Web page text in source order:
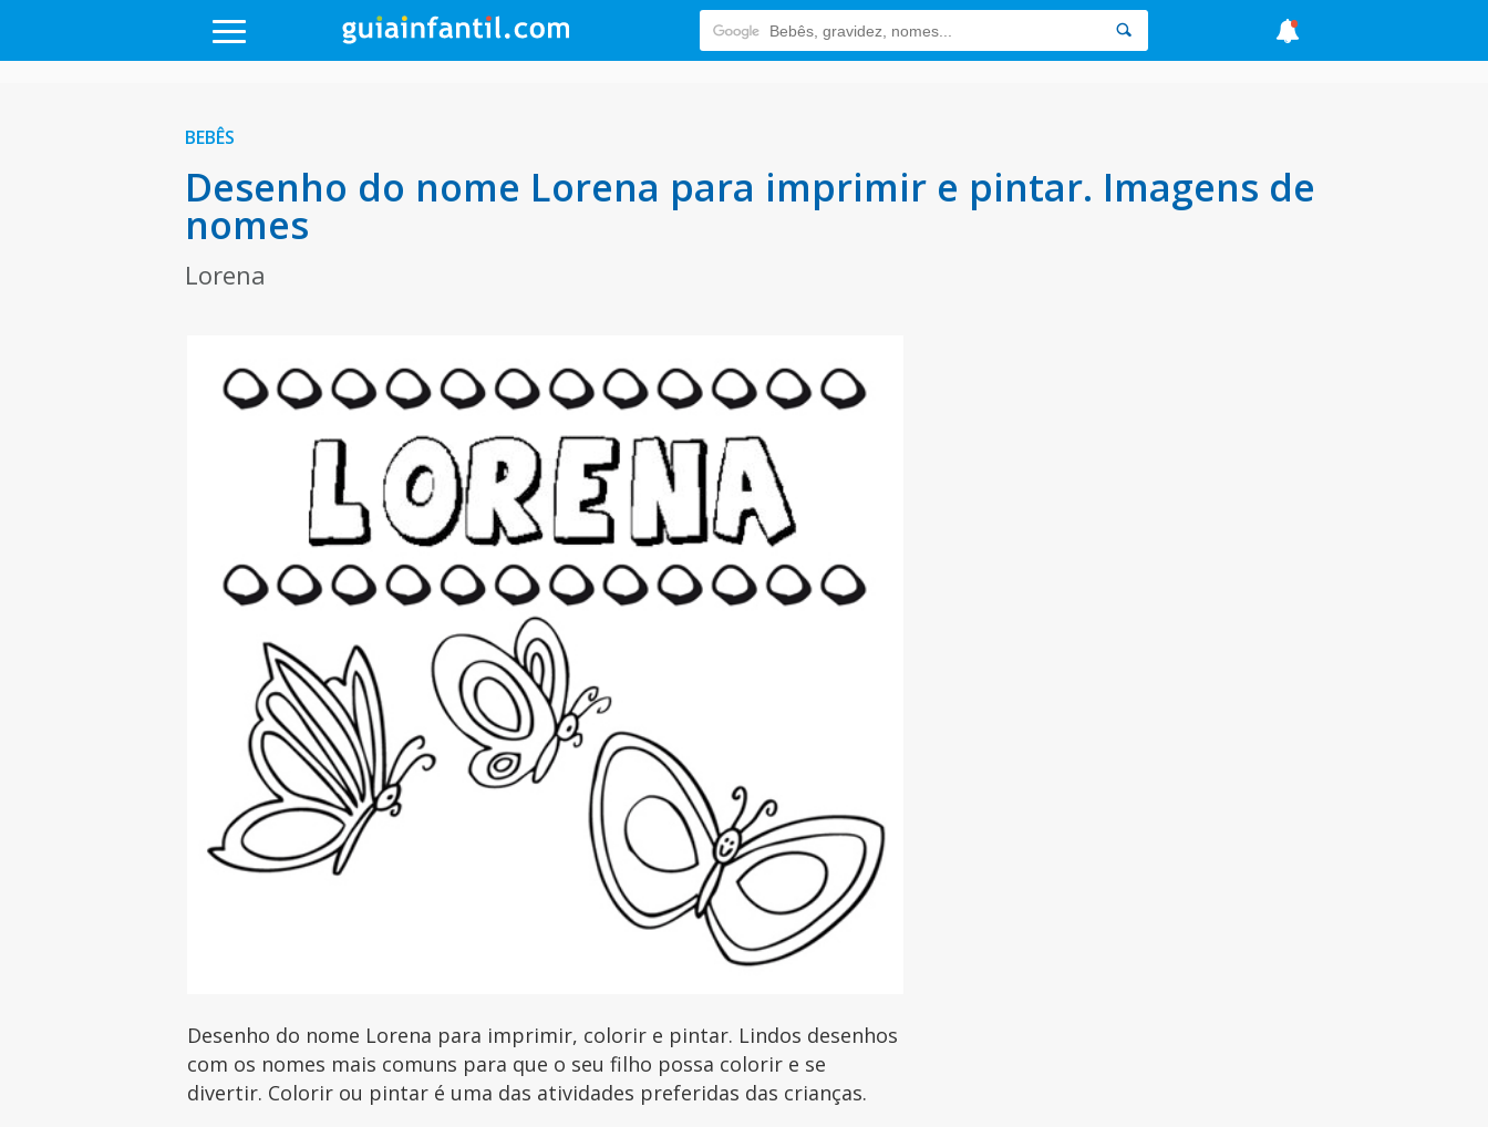
BEBÊS
Desenho do nome Lorena para imprimir e pintar. Imagens de
nomes
Lorena
Desenho do nome Lorena para imprimir, colorir e pintar. Lindos desenhos
com os nomes mais comuns para que o seu filho possa colorir e se
divertir. Colorir ou pintar é uma das atividades preferidas das crianças.